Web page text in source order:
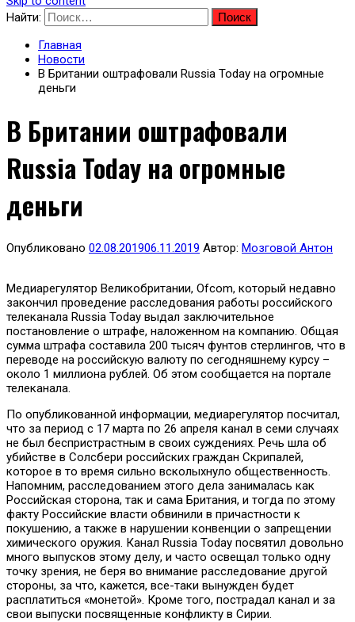
Найти:
Главная
Новости
В Британии оштрафовали Russia Today на огромные
деньги
В Британии оштрафовали
Russia Today на огромные
деньги
Опубликовано 02.08.201906.11.2019 Автор: Мозговой Антон
Медиарегулятор Великобритании, Ofcom, который недавно
закончил проведение расследования работы российского
телеканала Russia Today выдал заключительное
постановление о штрафе, наложенном на компанию. Общая
сумма штрафа составила 200 тысяч фунтов стерлингов, что в
переводе на российскую валюту по сегодняшнему курсу –
около 1 миллиона рублей. Об этом сообщается на портале
телеканала.
По опубликованной информации, медиарегулятор посчитал,
что за период с 17 марта по 26 апреля канал в семи случаях
не был беспристрастным в своих суждениях. Речь шла об
убийстве в Солсбери российских граждан Скрипалей,
которое в то время сильно всколыхнуло общественность.
Напомним, расследованием этого дела занималась как
Российская сторона, так и сама Британия, и тогда по этому
факту Российские власти обвинили в причастности к
покушению, а также в нарушении конвенции о запрещении
химического оружия. Канал Russia Today посвятил довольно
много выпусков этому делу, и часто освещал только одну
точку зрения, не беря во внимание расследование другой
стороны, за что, кажется, все-таки вынужден будет
расплатиться «монетой». Кроме того, пострадал канал и за
свои выпуски посвященные конфликту в Сирии.